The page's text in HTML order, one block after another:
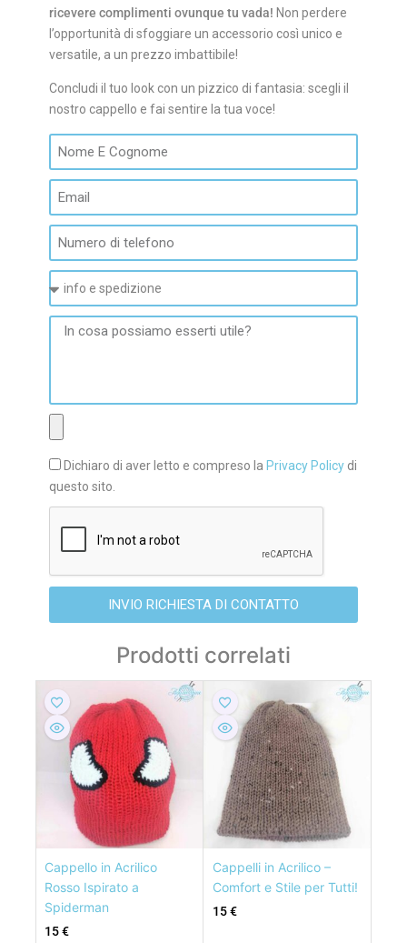
ricevere complimenti ovunque tu vada! Non perdere
l’opportunità di sfoggiare un accessorio così unico e
versatile, a un prezzo imbattibile!
Concludi il tuo look con un pizzico di fantasia: scegli il
nostro cappello e fai sentire la tua voce!
Dichiaro di aver letto e compreso la Privacy Policy di
questo sito.
INVIO RICHIESTA DI CONTATTO
Prodotti correlati
Cappello in Acrilico
Rosso Ispirato a
Spiderman
15€
Cappelli in Acrilico –
Comfort e Stile per Tutti!
15€